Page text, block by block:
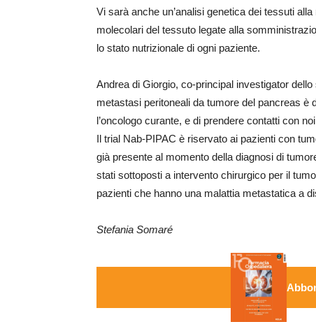
Vi sarà anche un’analisi genetica dei tessuti
molecolari del tessuto legate alla
lo stato nutrizionale di ogni paziente.
Andrea di Giorgio, co-principal investigator
metastasi peritoneali da tumore del pancreas è
l’oncologo curante, e di prendere contatti con
Il trial Nab-PIPAC è riservato ai pazienti con
già presente al momento della diagnosi di
stati sottoposti a intervento chirurgico per il
pazienti che hanno una malattia metastatica a
Stefania Somaré